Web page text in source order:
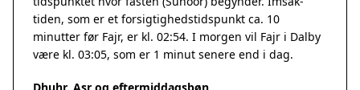
tiden, som er et forsigtighedstidspunkt ca. 10
minutter før Fajr, er kl. 02:54. I morgen vil Fajr i Dalby
være kl. 03:05, som er 1 minut senere end i dag.